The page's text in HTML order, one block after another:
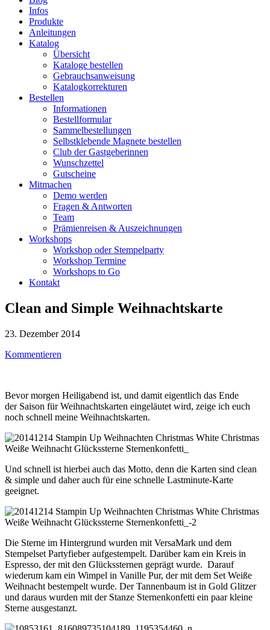
Infos
Produkte
Anleitungen
Katalog
Übersicht
Kataloge bestellen
Gebrauchsanweisung
Katalogkorrekturen
Bestellen
Informationen
Bestellformular
Sammelbestellungen
Selbstklebende Magnete bestellen
Club der Gastgeberinnen
Wunschzettel
Gutscheine
Mitmachen
Demo werden
Fragen & Antworten
Team
Prämienreisen & Auszeichnungen
Workshops
Workshop oder Stempelparty
Workshop Termine
Workshops to Go
Kontakt
Clean and Simple Weihnachtskarte
23. Dezember 2014
Kommentieren
Bevor morgen Heiligabend ist, und damit eigentlich das Ende
der Saison für Weihnachtskarten eingeläutet wird, zeige ich euch
noch schnell meine Weihnachtskarten.
Und schnell ist hierbei auch das Motto, denn die Karten sind clean
& simple und daher auch für eine schnelle Lastminute-Karte
geeignet.
Die Sterne im Hintergrund wurden mit VersaMark und dem
Stempelset Partyfieber aufgestempelt. Darüber kam ein Kreis in
Espresso, der mit den Glückssternen geprägt wurde. Darauf
wiederum kam ein Wimpel in Vanille Pur, der mit dem Set Weiße
Weihnacht bestempelt wurde. Der Tannenbaum ist in Gold Glitzer
und daraus wurden mit der Stanze Sternenkonfetti ein paar kleine
Sterne ausgestanzt.